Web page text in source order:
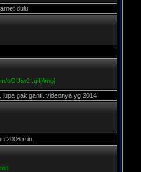
dulu,
oOUiw2I.gif[/img]
gak ganti. videonya yg 2014
2006 min.